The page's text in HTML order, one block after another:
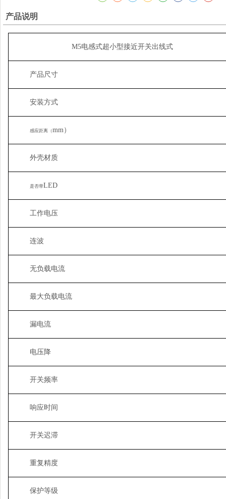
产品说明
M5电感式超小型接近开关出线式
产品尺寸
安装方式
感应距离（mm）
外壳材质
是否带LED
工作电压
连波
无负载电流
最大负载电流
漏电流
电压降
开关频率
响应时间
开关迟滞
重复精度
保护等级